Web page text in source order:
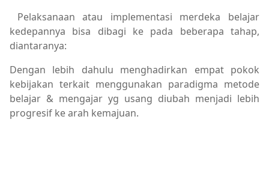
Pelaksanaan atau implementasi merdeka belajar
kedepannya bisa dibagi ke pada beberapa tahap,
diantaranya:
Dengan lebih dahulu menghadirkan empat pokok
kebijakan terkait menggunakan paradigma metode
belajar & mengajar yg usang diubah menjadi lebih
progresif ke arah kemajuan.